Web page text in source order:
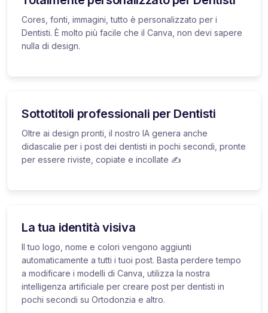
Cores, fonti, immagini, tutto è personalizzato per i
Dentisti. È molto più facile che il Canva, non devi sapere
nulla di design.
Sottotitoli professionali per Dentisti
Oltre ai design pronti, il nostro IA genera anche
didascalie per i post dei dentisti in pochi secondi, pronte
per essere riviste, copiate e incollate ✍️
La tua identità visiva
Il tuo logo, nome e colori vengono aggiunti
automaticamente a tutti i tuoi post. Basta perdere tempo
a modificare i modelli di Canva, utilizza la nostra
intelligenza artificiale per creare post per dentisti in
pochi secondi su Ortodonzia e altro.